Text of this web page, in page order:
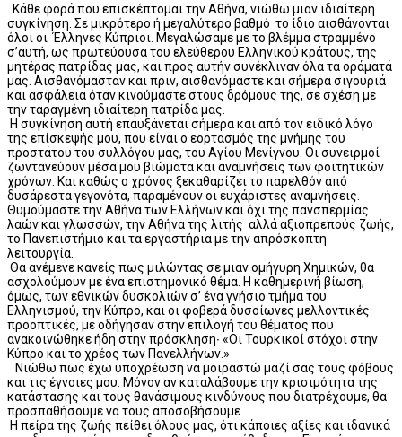
Κάθε φορά που επισκέπτομαι την Αθήνα, νιώθω μιαν ιδιαίτερη
συγκίνηση. Σε μικρότερο ή μεγαλύτερο βαθμό το ίδιο αισθάνονται
όλοι οι Έλληνες Κύπριοι. Μεγαλώσαμε με το βλέμμα στραμμένο
σ’αυτή, ως πρωτεύουσα του ελεύθερου Ελληνικού κράτους, της
μητέρας πατρίδας μας, και προς αυτήν συνέκλιναν όλα τα οράματά
μας. Αισθανόμασταν και πριν, αισθανόμαστε και σήμερα σιγουριά
και ασφάλεια όταν κινούμαστε στους δρόμους της, σε σχέση με
την ταραγμένη ιδιαίτερη πατρίδα μας.
Η συγκίνηση αυτή επαυξάνεται σήμερα και από τον ειδικό λόγο
της επίσκεψής μου, που είναι ο εορτασμός της μνήμης του
προστάτου του συλλόγου μας, του Αγίου Μενίγνου. Οι συνειρμοί
ζωντανεύουν μέσα μου βιώματα και αναμνήσεις των φοιτητικών
χρόνων. Και καθώς ο χρόνος ξεκαθαρίζει το παρελθόν από
δυσάρεστα γεγονότα, παραμένουν οι ευχάριστες αναμνήσεις.
Θυμούμαστε την Αθήνα των Ελλήνων και όχι της πανσπερμίας
λαών και γλωσσών, την Αθήνα της λιτής αλλά αξιοπρεπούς ζωής,
το Πανεπιστήμιο και τα εργαστήρια με την απρόσκοπτη
λειτουργία.
Θα ανέμενε κανείς πως μιλώντας σε μιαν ομήγυρη Χημικών, θα
ασχολούμουν με ένα επιστημονικό θέμα. Η καθημερινή βίωση,
όμως, των εθνικών δυσκολιών σ’ ένα γνήσιο τμήμα του
Ελληνισμού, την Κύπρο, και οι φοβερά δυσοίωνες μελλοντικές
προοπτικές, με οδήγησαν στην επιλογή του θέματος που
ανακοινώθηκε ήδη στην πρόσκληση∙ «Οι Τουρκικοί στόχοι στην
Κύπρο και το χρέος των Πανελλήνων.»
Νιώθω πως έχω υποχρέωση να μοιραστώ μαζί σας τους φόβους
και τις έγνοιες μου. Μόνον αν καταλάβουμε την κρισιμότητα της
κατάστασης και τους θανάσιμους κινδύνους που διατρέχουμε, θα
προσπαθήσουμε να τους αποσοβήσουμε.
Η πείρα της ζωής πείθει όλους μας, ότι κάποιες αξίες και ιδανικά